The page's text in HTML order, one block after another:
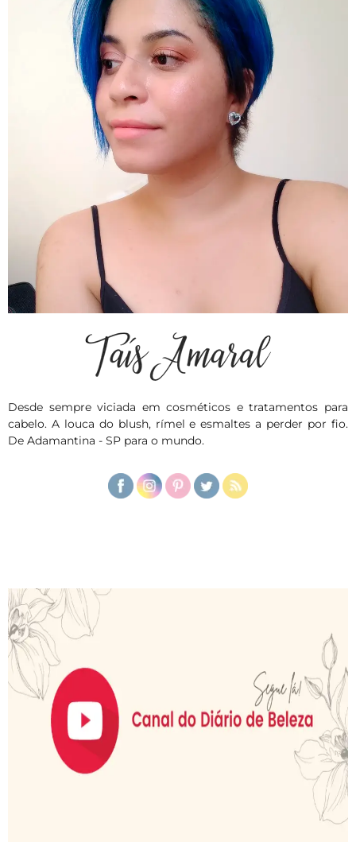
Desde sempre viciada em cosméticos e tratamentos para
cabelo. A louca do blush, rímel e esmaltes a perder por fio.
De Adamantina - SP para o mundo.